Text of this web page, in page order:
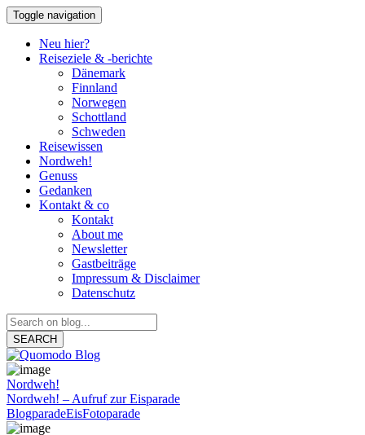
Toggle navigation
Neu hier?
Reiseziele & -berichte
Dänemark
Finnland
Norwegen
Schottland
Schweden
Reisewissen
Nordweh!
Genuss
Gedanken
Kontakt & co
Kontakt
About me
Newsletter
Gastbeiträge
Impressum & Disclaimer
Datenschutz
SEARCH
Nordweh!
Nordweh! – Aufruf zur Eisparade
BlogparadeEisFotoparade